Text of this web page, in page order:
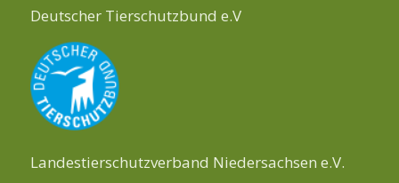
Deutscher Tierschutzbund e.V
Landestierschutzverband Niedersachsen e.V.